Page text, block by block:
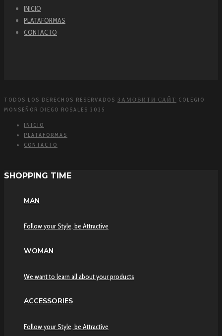
INICIO
PLATAFORMAS
CONTACTO
TODOS LOS DERECHOS RESERVADOS ЗАМОВИТИ САЙТ COLEGIO
MONSEÑOR DIEGO ROSALES 2025
INICIO
PLATAFORMAS
CONTACTO
SHOPPING TIME
MAN
Follow your Style, be Attractive
WOMAN
We want to learn all about your products
ACCESSORIES
Follow your Style, be Attractive